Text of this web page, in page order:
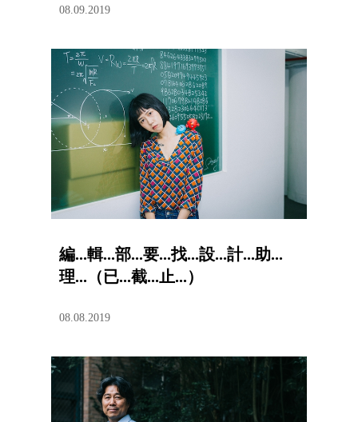
08.09.2019
編...輯...部...要...找...設...計...助...
理...（已...截...止...）
08.08.2019